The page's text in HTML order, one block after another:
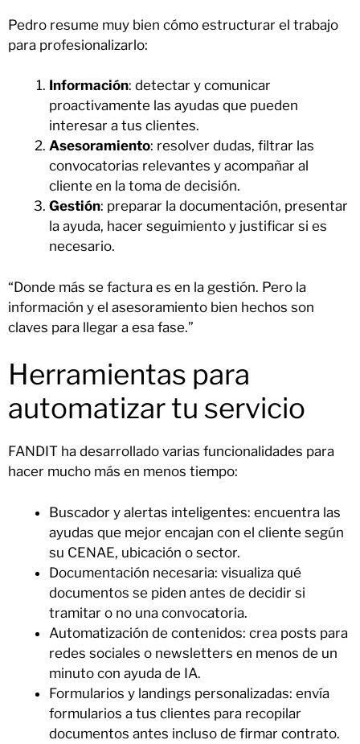
Pedro resume muy bien cómo estructurar el trabajo
para profesionalizarlo:
Información: detectar y comunicar
proactivamente las ayudas que pueden
interesar a tus clientes.
Asesoramiento: resolver dudas, filtrar las
convocatorias relevantes y acompañar al
cliente en la toma de decisión.
Gestión: preparar la documentación, presentar
la ayuda, hacer seguimiento y justificar si es
necesario.
“Donde más se factura es en la gestión. Pero la
información y el asesoramiento bien hechos son
claves para llegar a esa fase.”
Herramientas para
automatizar tu servicio
FANDIT ha desarrollado varias funcionalidades para
hacer mucho más en menos tiempo:
Buscador y alertas inteligentes: encuentra las
ayudas que mejor encajan con el cliente según
su CENAE, ubicación o sector.
Documentación necesaria: visualiza qué
documentos se piden antes de decidir si
tramitar o no una convocatoria.
Automatización de contenidos: crea posts para
redes sociales o newsletters en menos de un
minuto con ayuda de IA.
Formularios y landings personalizadas: envía
formularios a tus clientes para recopilar
documentos antes incluso de firmar contrato.